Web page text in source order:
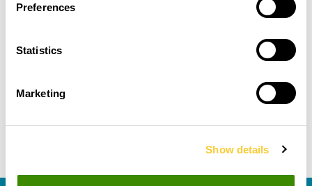
Preferences
Statistics
Marketing
Show details